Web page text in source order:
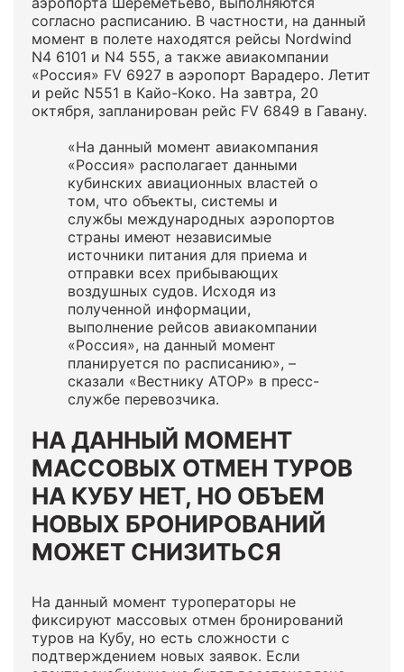
согласно расписанию. В частности, на данный
момент в полете находятся рейсы Nordwind
N4 6101 и N4 555, а также авиакомпании
«Россия» FV 6927 в аэропорт Варадеро. Летит
и рейс N551 в Кайо-Коко. На завтра, 20
октября, запланирован рейс FV 6849 в Гавану.
«На данный момент авиакомпания
«Россия» располагает данными
кубинских авиационных властей о
том, что объекты, системы и
службы международных аэропортов
страны имеют независимые
источники питания для приема и
отправки всех прибывающих
воздушных судов. Исходя из
полученной информации,
выполнение рейсов авиакомпании
«Россия», на данный момент
планируется по расписанию», –
сказали «Вестнику АТОР» в пресс-
службе перевозчика.
НА ДАННЫЙ МОМЕНТ
МАССОВЫХ ОТМЕН ТУРОВ
НА КУБУ НЕТ, НО ОБЪЕМ
НОВЫХ БРОНИРОВАНИЙ
МОЖЕТ СНИЗИТЬСЯ
На данный момент туроператоры не
фиксируют массовых отмен бронирований
туров на Кубу, но есть сложности с
подтверждением новых заявок. Если